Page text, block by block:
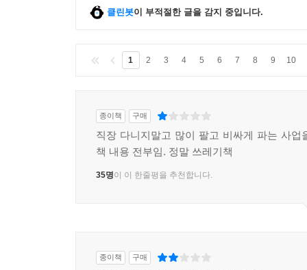
클린봇이 부적절한 글을 감지 중입니다.
1 2 3 4 5 6 7 8 9 10
종이책 구매
직장 다니지말고 많이 팔고 비싸게 파는 사업
책 내용 전부임. 정말 쓰레기책
35명이 이 한줄평을 추천합니다.
종이책 구매